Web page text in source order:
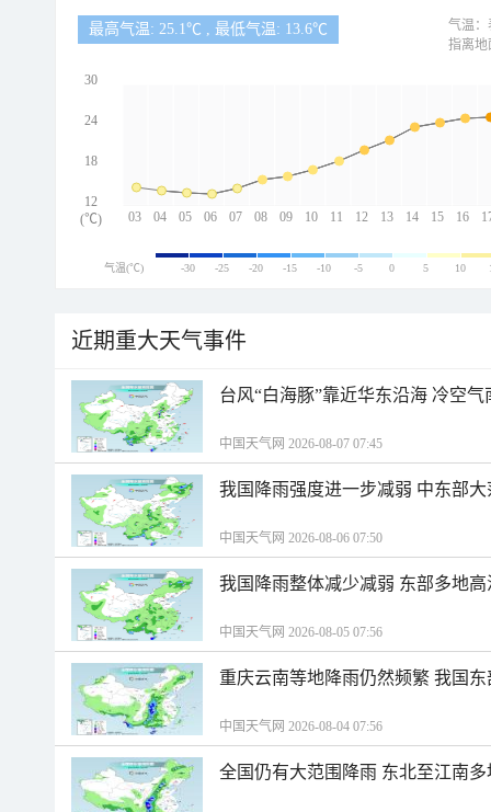
最高气温: 25.1℃ , 最低气温: 13.6℃
03 04 05 06 07 08 09 10 11 12 13 14 15 16
30
24
18
12
(℃)
气温：
指离地
气温(℃) -30 -25 -20 -15 -10 -5 0 5 10
近期重大天气事件
台风“白海豚”靠近华东沿海 冷空
中国天气网 2026-08-07 07:45
我国降雨强度进一步减弱 中东部
中国天气网 2026-08-06 07:50
我国降雨整体减少减弱 东部多地
中国天气网 2026-08-05 07:56
重庆云南等地降雨仍然频繁 我国
中国天气网 2026-08-04 07:56
全国仍有大范围降雨 东北至江南